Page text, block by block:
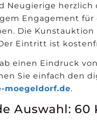
Neugierige herzlich
Engagement für
Die Kunstauktion
Eintritt ist
einen Eindruck
Sie einfach den
moegeldorf.de.
Auswahl: